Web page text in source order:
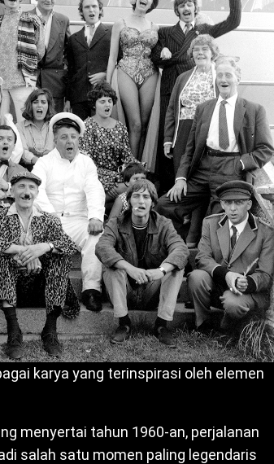
karya yang terinspirasi oleh elemen
menyertai tahun 1960-an, perjalanan
salah satu momen paling legendaris